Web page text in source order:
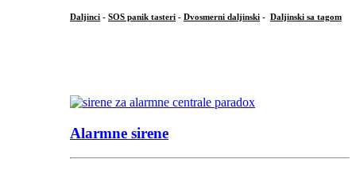
Daljinci - SOS panik tasteri - Dvosmerni daljinski - Daljinski sa tagom
Alarmne sirene